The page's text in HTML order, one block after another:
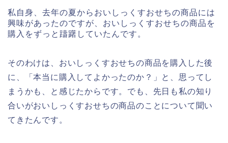
私自身、去年の夏からおいしっくすおせちの商品には
興味があったのですが、おいしっくすおせちの商品を
購入をずっと躊躇していたんです。
そのわけは、おいしっくすおせちの商品を購入した後
に、「本当に購入してよかったのか？」と、思ってし
まうかも、と感じたからです。でも、先日も私の知り
合いがおいしっくすおせちの商品のことについて聞い
てきたんです。